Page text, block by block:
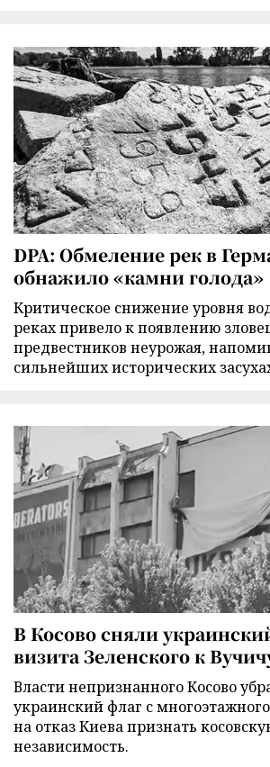
DPA: Обмеление рек в
обнажило «камни голода»
Критическое снижение уровня
реках привело к появлению
предвестников неурожая,
сильнейших исторических
В Косово сняли
визита Зеленского к
Власти непризнанного Косово
украинский флаг с
на отказ Киева признать
независимость.